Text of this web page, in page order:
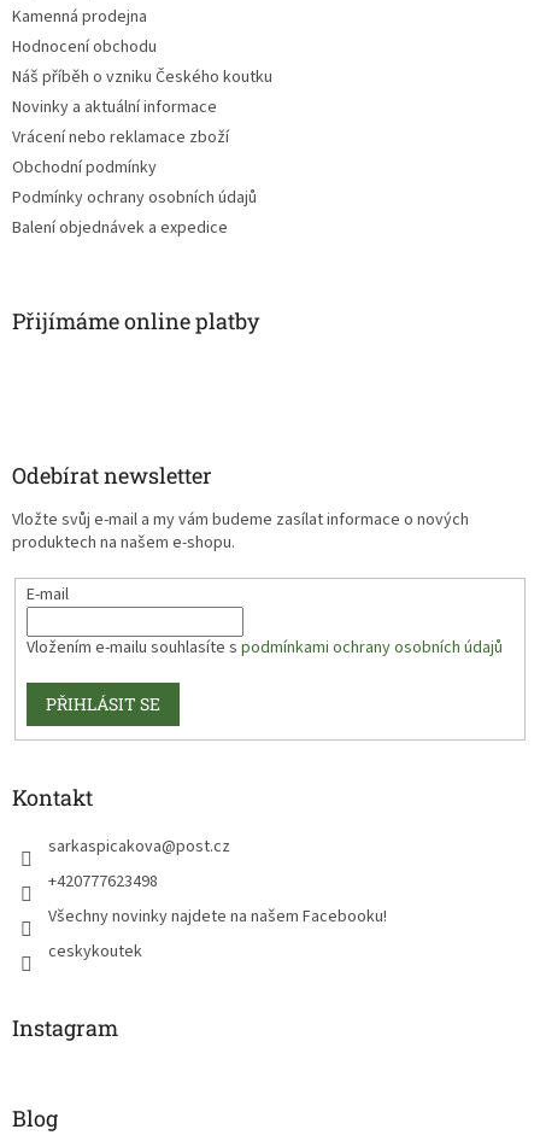
Kamenná prodejna
Hodnocení obchodu
Náš příběh o vzniku Českého koutku
Novinky a aktuální informace
Vrácení nebo reklamace zboží
Obchodní podmínky
Podmínky ochrany osobních údajů
Balení objednávek a expedice
Přijímáme online platby
Odebírat newsletter
Vložte svůj e-mail a my vám budeme zasílat informace o nových
produktech na našem e-shopu.
E-mail
Vložením e-mailu souhlasíte s podmínkami ochrany osobních údajů
PŘIHLÁSIT SE
Kontakt
sarkaspicakova@post.cz
+420777623498
Všechny novinky najdete na našem Facebooku!
ceskykoutek
Instagram
Blog